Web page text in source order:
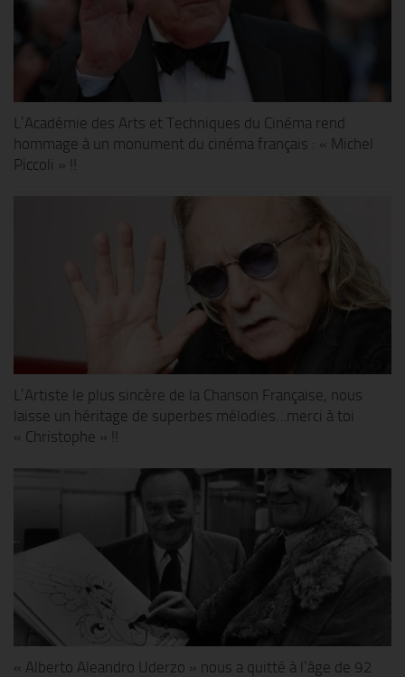
L’Académie des Arts et Techniques du Cinéma rend
hommage à un monument du cinéma français : « Michel
Piccoli » !!
L’Artiste le plus sincère de la Chanson Française, nous
laisse un héritage de superbes mélodies…merci à toi
« Christophe » !!
« Alberto Aleandro Uderzo » nous a quitté à l’âge de 92